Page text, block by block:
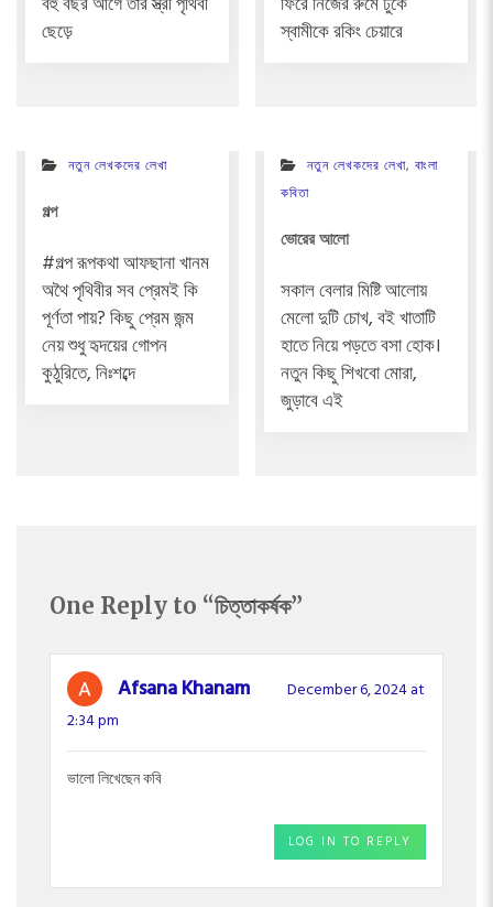
ছেড়ে
স্বামীকে রকিং চেয়ারে
নতুন লেখকদের লেখা
গল্প
#গল্প রূপকথা আফছানা খানম
অথৈ পৃথিবীর সব প্রেমই কি
পূর্ণতা পায়? কিছু প্রেম জন্ম
নেয় শুধু হৃদয়ের গোপন
কুঠুরিতে, নিঃশব্দে
নতুন লেখকদের লেখা, বাংলা
কবিতা
ভোরের আলো
সকাল বেলার মিষ্টি আলোয়
মেলো দুটি চোখ, বই খাতাটি
হাতে নিয়ে পড়তে বসা হোক।
নতুন কিছু শিখবো মোরা,
জুড়াবে এই
One Reply to “চিত্তাকর্ষক”
Afsana Khanam
December 6, 2024 at
2:34 pm
ভালো লিখেছেন কবি
LOG IN TO REPLY